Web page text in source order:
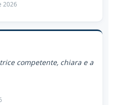
2026
competente, chiara e a